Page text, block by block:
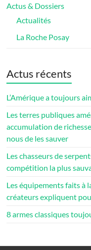
Actus & Dossiers
Actualités
La Roche Posay
Actus récents
L’Amérique a toujours
Les terres publiques
accumulation de
nous de les sauver
Les chasseurs de
compétition la plus
Les équipements faits à
créateurs expliquent
8 armes classiques